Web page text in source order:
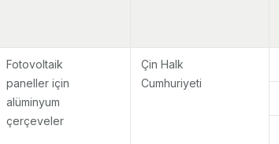
Fotovoltaik
paneller için
alüminyum
çerçeveler
Çin Halk
Cumhuriyeti